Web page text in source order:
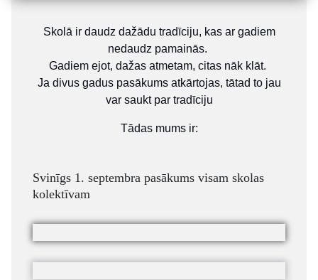
Skolā ir daudz dažādu tradīciju, kas ar gadiem
nedaudz pamainās.
Gadiem ejot, dažas atmetam, citas nāk klāt.
Ja divus gadus pasākums atkārtojas, tātad to jau
var saukt par tradīciju
Tādas mums ir:
Svinīgs 1. septembra pasākums visam skolas
kolektīvam